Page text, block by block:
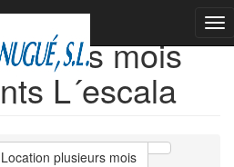
mois
L´escala
Location plusieurs mois